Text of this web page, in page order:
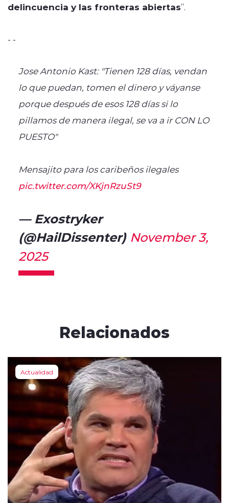
delincuencia y las fronteras abiertas”.
- -
Jose Antonio Kast: "Tienen 128 días, vendan
lo que puedan, tomen el dinero y váyanse
porque después de esos 128 días si lo
pillamos de manera ilegal, se va a ir CON LO
PUESTO"
Mensajito para los caribeños ilegales
pic.twitter.com/XKjnRzuSt9
— Exostryker
(@HailDissenter) November 3,
2025
Relacionados
Actualidad